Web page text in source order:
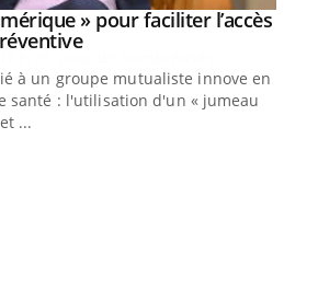
» pour faciliter l’accès
Youtube
à un groupe mutualiste innove en
santé : l'utilisation d'un « jumeau
...